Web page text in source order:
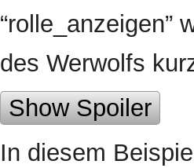
“rolle_anzeigen”
des Werwolfs
Show Spoiler
In diesem